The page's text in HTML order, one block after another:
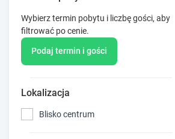
Wybierz termin pobytu i liczbę gości, aby
filtrować po cenie.
Podaj termin i gości
Lokalizacja
Blisko centrum